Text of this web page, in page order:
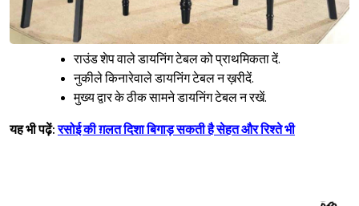
राउंड शेप वाले डायनिंग टेबल को प्राथमिकता दें.
नुकीले किनारेवाले डायनिंग टेबल न ख़रीदें.
मुख्य द्वार के ठीक सामने डायनिंग टेबल न रखें.
यह भी पढ़ें:रसोई की ग़लत दिशा बिगाड़ सकती है सेहत और रिश्ते भी